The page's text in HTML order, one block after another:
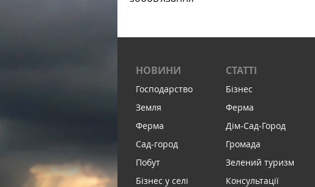
НОВИНИ
Господарство
Земля
Ферма
Сад-город
Побут
Бізнес у селі
СТАТТІ
Бізнес
Ферма
Дім-Сад-Город
Громада
Зелений туризм
Консультації